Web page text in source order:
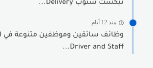
نيكست ستوب Delivery...
منذ 12 أيام
Driver and Staff...